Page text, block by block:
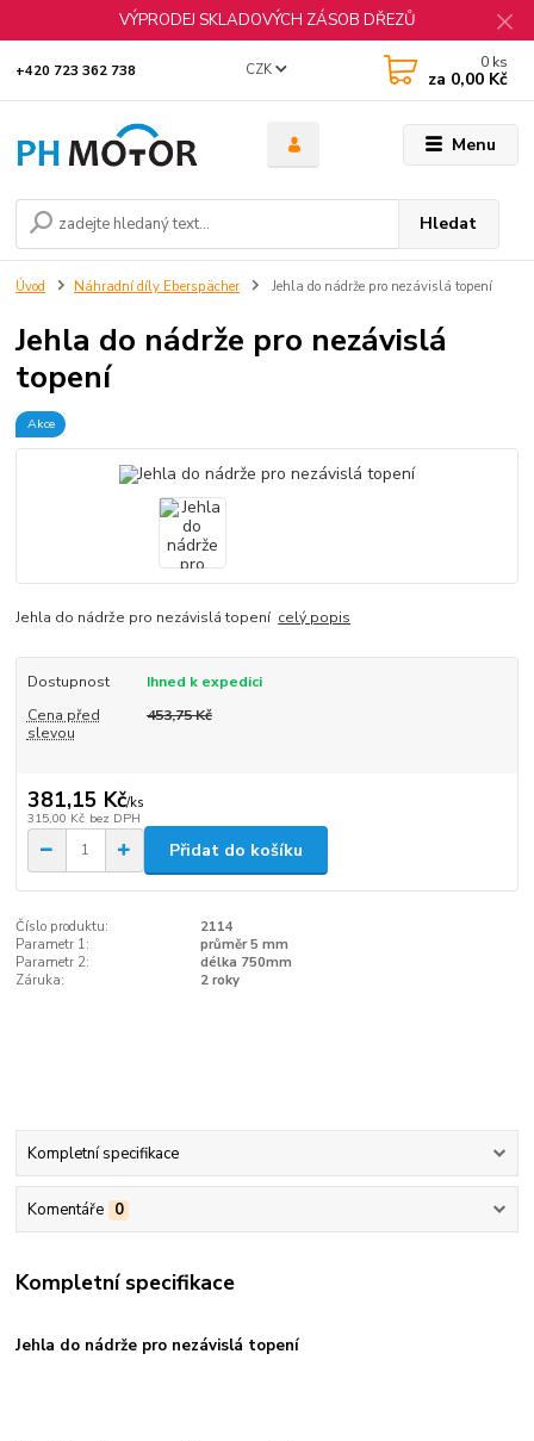
VÝPRODEJ SKLADOVÝCH ZÁSOB DŘEZŮ
Menu
CZK
Hledat
+420 723 362 738 0 ks
za 0,00 Kč
Úvod Náhradní díly Eberspächer Jehla do nádrže pro nezávislá topení
Jehla do nádrže pro nezávislá
topení
Akce
Jehla do nádrže pro nezávislá topení celý popis
Dostupnost
Ihned k expedici
Cena před
slevou
453,75 Kč
381,15 Kč/ks
315,00 Kč bez DPH
Přidat do košíku
Číslo produktu:
2114
Parametr 1:
průměr 5 mm
Parametr 2:
délka 750mm
Záruka:
2 roky
Kompletní specifikace
Komentáře 0
Kompletní specifikace
Jehla do nádrže pro nezávislá topení